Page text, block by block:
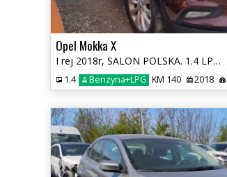
Opel Mokka X
I rej 2018r, SALON POLSKA. 1.4 LPG. Lekko uszkodzony lewy bok. Jeździ.
1.4 Benzyna+LPG KM 140 2018